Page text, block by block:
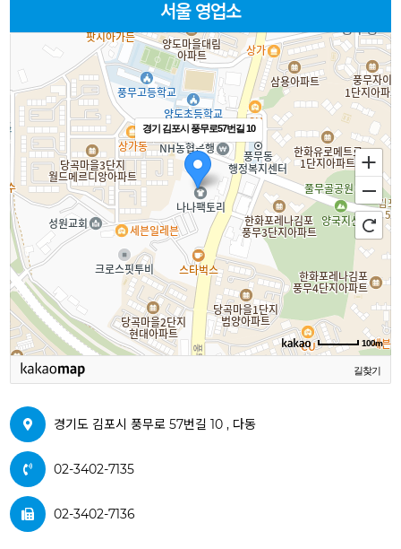
서울 영업소
경기 김포시 풍무로57번길 10
100m
길찾기
경기도 김포시 풍무로 57번길 10 , 다동
02-3402-7135
02-3402-7136